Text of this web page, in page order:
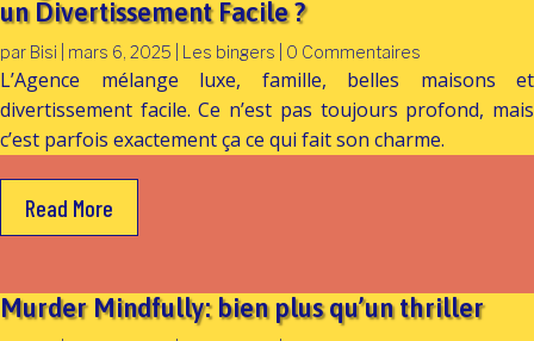
un Divertissement Facile ?
par Bisi mars 6, 2025 Les bingers | 0 Commentaires
L’Agence mélange luxe, famille, belles maisons et
divertissement facile. Ce n’est pas toujours profond, mais
c’est parfois exactement ça ce qui fait son charme.
Read More
Murder Mindfully: bien plus qu’un thriller